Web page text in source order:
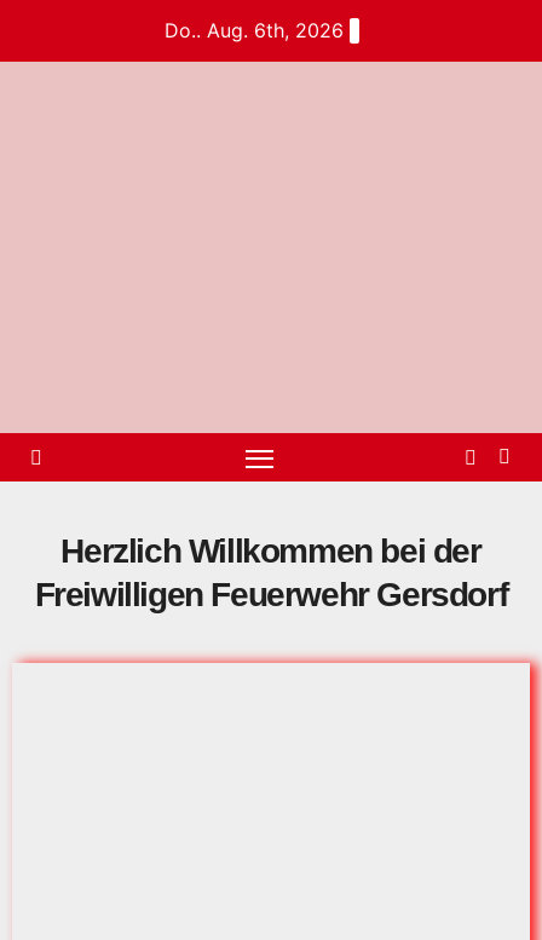
Do.. Aug. 6th, 2026
Herzlich Willkommen bei der
Freiwilligen Feuerwehr Gersdorf